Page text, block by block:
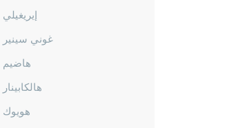
إيريغيلي
غوني سينير
هاضيم
هالكابينار
هويوك